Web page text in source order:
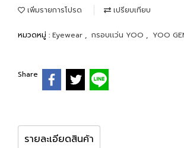
เพิ่มรายการโปรด เปรียบเทียบ
หมวดหมู่ : Eyewear , กรอบเเว่น YOO , YOO
Share
รายละเอียดสินค้า